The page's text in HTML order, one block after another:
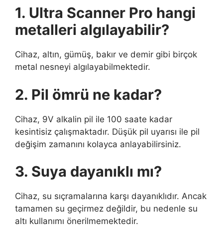
1. Ultra Scanner Pro hangi
metalleri algılayabilir?
Cihaz, altın, gümüş, bakır ve demir gibi birçok
metal nesneyi algılayabilmektedir.
2. Pil ömrü ne kadar?
Cihaz, 9V alkalin pil ile 100 saate kadar
kesintisiz çalışmaktadır. Düşük pil uyarısı ile pil
değişim zamanını kolayca anlayabilirsiniz.
3. Suya dayanıklı mı?
Cihaz, su sıçramalarına karşı dayanıklıdır. Ancak
tamamen su geçirmez değildir, bu nedenle su
altı kullanımı önerilmemektedir.